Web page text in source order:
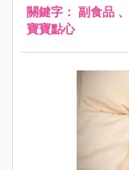
關鍵字： 副食品 、
寶寶點心